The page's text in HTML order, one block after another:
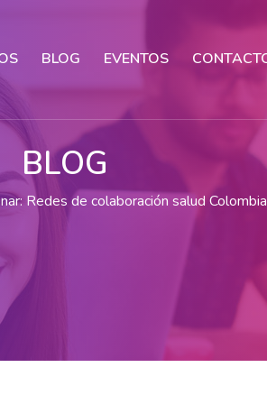
BLOG EVENTOS
BLOG
Redes de colaboración salud Colombia